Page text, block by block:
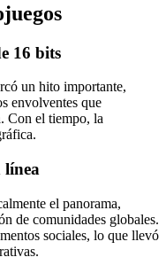
16 bits
un hito importante,
envolventes que
Con el tiempo, la
línea
el panorama,
de comunidades globales.
sociales, lo que llevó